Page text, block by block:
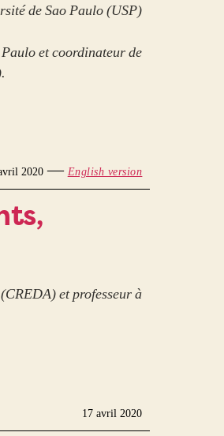
de Sao Paulo (USP)
et coordinateur de
2020— English version
et professeur à
17 avril 2020